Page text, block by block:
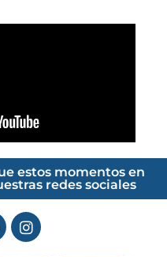
estos momentos en
redes sociales